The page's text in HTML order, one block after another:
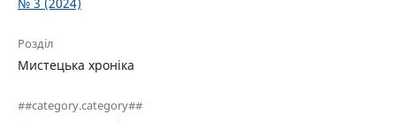
Розділ
Мистецька хроніка
##category.category##